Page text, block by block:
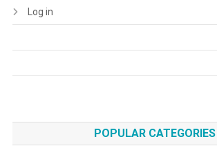
Log in
POPULAR CATEGORIES